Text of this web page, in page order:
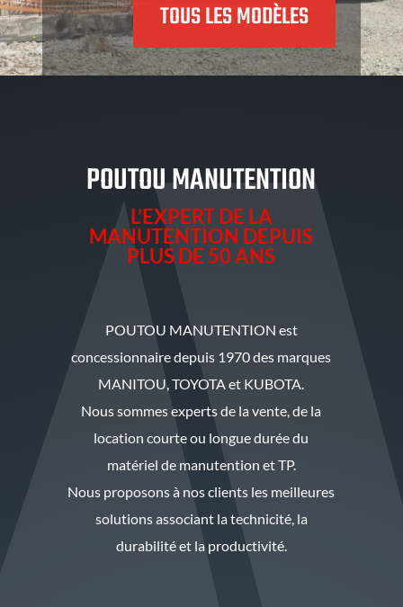
TOUS LES MODÈLES
POUTOU MANUTENTION
L’EXPERT DE LA
MANUTENTION DEPUIS
PLUS DE 50 ANS
POUTOU MANUTENTION est
concessionnaire depuis 1970 des marques
MANITOU, TOYOTA et KUBOTA.
Nous sommes experts de la vente, de la
location courte ou longue durée du
matériel de manutention et TP.
Nous proposons à nos clients les meilleures
solutions associant la technicité, la
durabilité et la productivité.